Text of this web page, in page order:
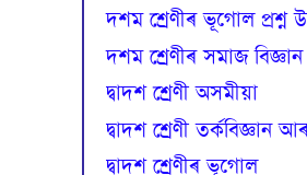
দশম শ্ৰেণীৰ ভূগোল প্ৰশ্ন
দশম শ্ৰেণীৰ সমাজ বিজ্ঞান
দ্বাদশ শ্ৰেণী অসমীয়া
দ্বাদশ শ্ৰেণী তৰ্কবিজ্ঞান
দ্বাদশ শ্ৰেণীৰ ভূগোল